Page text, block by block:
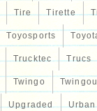
Tire Tirette
Toyosports
Trucktec Trucs
Twingo
Upgraded Urban